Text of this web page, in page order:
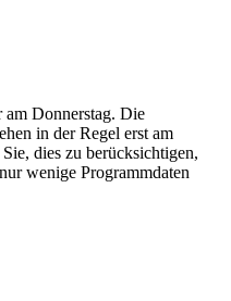
Donnerstag. Die
in der Regel erst am
dies zu berücksichtigen,
wenige Programmdaten